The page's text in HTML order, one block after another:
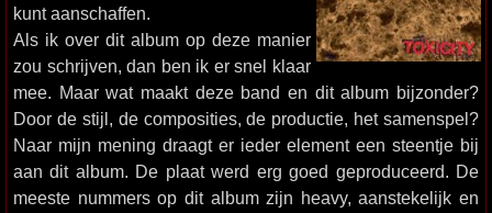
kunt aanschaffen.
Als ik over dit album op deze manier
zou schrijven, dan ben ik er snel klaar
mee. Maar wat maakt deze band en dit album bijzonder?
Door de stijl, de composities, de productie, het samenspel?
Naar mijn mening draagt er ieder element een steentje bij
aan dit album. De plaat werd erg goed geproduceerd. De
meeste nummers op dit album zijn heavy, aanstekelijk en